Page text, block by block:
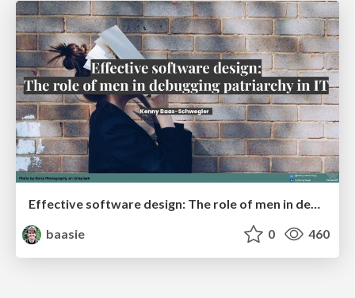
Effective software design: The role of men in debugging patriarchy in IT @ Voxxed Days AMS
baasie
0 460